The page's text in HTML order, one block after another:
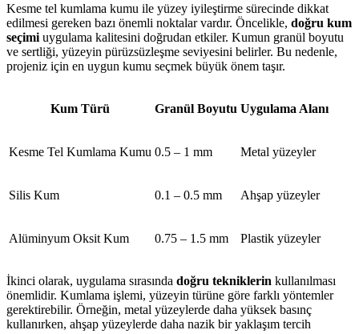
Kesme tel kumlama kumu ile yüzey iyileştirme sürecinde dikkat
edilmesi gereken bazı önemli noktalar vardır. Öncelikle, doğru kum
seçimi uygulama kalitesini doğrudan etkiler. Kumun granül boyutu
ve sertliği, yüzeyin pürüzsüzleşme seviyesini belirler. Bu nedenle,
projeniz için en uygun kumu seçmek büyük önem taşır.
Kum Türü Granül Boyutu Uygulama Alanı
Kesme Tel Kumlama Kumu 0.5 – 1 mm Metal yüzeyler
Silis Kum 0.1 – 0.5 mm Ahşap yüzeyler
Alüminyum Oksit Kum 0.75 – 1.5 mm Plastik yüzeyler
İkinci olarak, uygulama sırasında doğru tekniklerin kullanılması
önemlidir. Kumlama işlemi, yüzeyin türüne göre farklı yöntemler
gerektirebilir. Örneğin, metal yüzeylerde daha yüksek basınç
kullanırken, ahşap yüzeylerde daha nazik bir yaklaşım tercih